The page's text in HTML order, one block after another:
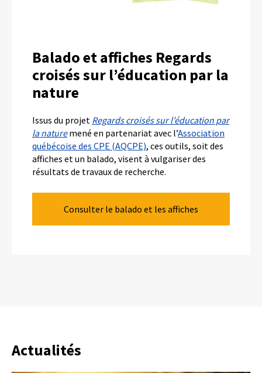
Balado et affiches Regards
croisés sur l’éducation par la
nature
Issus du projet Regards croisés sur l’éducation par
la naturemené en partenariat avec l’Association
québécoise des CPE (AQCPE), ces outils, soit des
affiches et un balado, visent à vulgariser des
résultats de travaux de recherche.
Consulter le balado et les affiches
Actualités